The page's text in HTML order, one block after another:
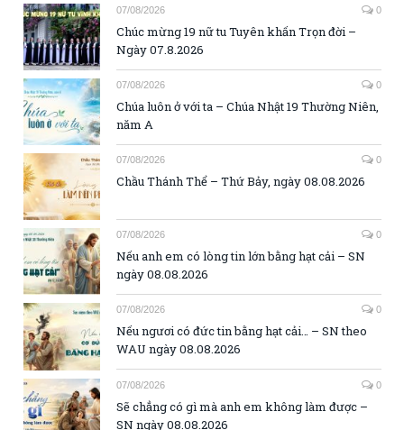
07/08/2026 0
Chúc mừng 19 nữ tu Tuyên khấn Trọn đời –
Ngày 07.8.2026
07/08/2026 0
Chúa luôn ở với ta – Chúa Nhật 19 Thường Niên,
năm A
07/08/2026 0
Chầu Thánh Thể – Thứ Bảy, ngày 08.08.2026
07/08/2026 0
Nếu anh em có lòng tin lớn bằng hạt cải – SN
ngày 08.08.2026
07/08/2026 0
Nếu ngươi có đức tin bằng hạt cải… – SN theo
WAU ngày 08.08.2026
07/08/2026 0
Sẽ chẳng có gì mà anh em không làm được –
SN ngày 08.08.2026